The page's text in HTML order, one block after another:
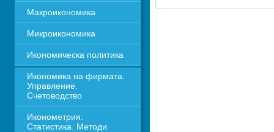
Макроикономика
Микроикономика
Икономическа политика
Икономика на фирмата.
Управление.
Счетоводство
Иконометрия.
Статистика. Методи